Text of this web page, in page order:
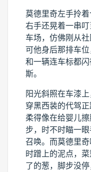
莫德里奇左手拎
右手还晃着一串
车场，仿佛刚从
可他身后那排车
和一辆连车标都
斯。
阳光斜照在车漆
穿黑西装的代驾
柔得像在给婴儿
步，时不时瞄一
召唤。而莫德里
时蹭上的泥点，
了的葱，脚步没停